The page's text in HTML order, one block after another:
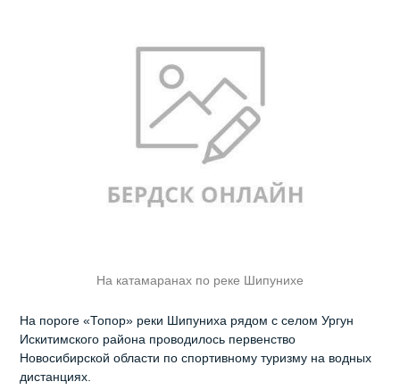
На катамаранах по реке Шипунихе
На пороге «Топор» реки Шипуниха рядом с селом Ургун
Искитимского района проводилось первенство
Новосибирской области по спортивному туризму на водных
дистанциях.